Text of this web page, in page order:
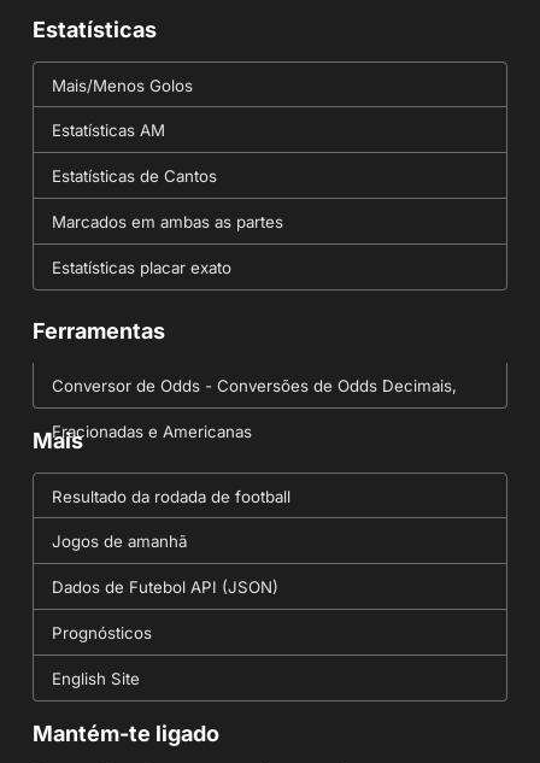
Estatísticas
Mais/Menos Golos
Estatísticas AM
Estatísticas de Cantos
Marcados em ambas as partes
Estatísticas placar exato
Ferramentas
Conversor de Odds - Conversões de Odds Decimais,
Fracionadas e Americanas
Mais
Resultado da rodada de football
Jogos de amanhã
Dados de Futebol API (JSON)
Prognósticos
English Site
Mantém-te ligado